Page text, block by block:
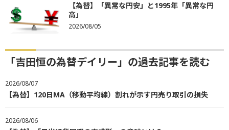
【為替】「異常な円安」と1995年「異常な円
高」
2026/08/05
「吉田恒の為替デイリー」の過去記事を読む
2026/08/07
【為替】120日MA（移動平均線）割れが示す円売り取引の損失
2026/08/06